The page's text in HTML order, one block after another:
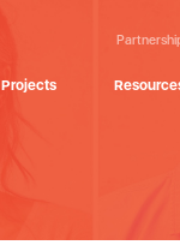
Projects